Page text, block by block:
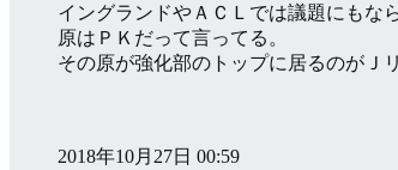
イングランドやＡＣＬでは議題にもな
原はＰＫだって言ってる。
その原が強化部のトップに居るのがＪ
2018年10月27日 00:59